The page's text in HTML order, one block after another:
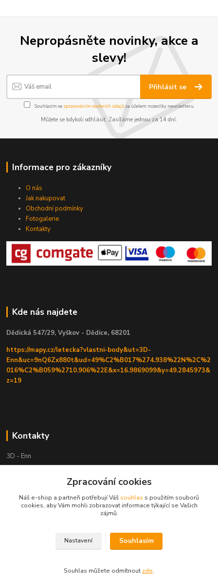
Nepropásněte novinky, akce a
slevy!
Přihlásit se
Souhlasím se zpracováním osobních údajůza účelem rozesílky newsletteru.
Můžete se kdykoli odhlásit. Zasíláme jednou za 14 dní.
Informace pro zákazníky
O nás
Jak nakupovat
Obchodní podmínky
Fotogalerie
Kontakty
Kde nás najdete
Dědická 547/29, Vyškov - Dědice, 68201
https://mapy.cz/letecka?vlastni-body&ut=3D-
Enn&uc=9nQ6Zx880t&ud=49%C2%B017%274.938%22N%2C%2
016%C2%B059%2710.906%22E&x=16.9869099&y=49.2845973&
z=19
Kontakty
3D - Enn
+420 605525911
tisk-3d@seznam.cz
Zpracování cookies
Náš e-shop a partneři potřebují Váš souhlas s použitím souborů
cookies, aby Vám mohli zobrazovat informace týkající se Vašich
zájmů.
Nastavení Souhlasím
Souhlas můžete odmítnout zde.